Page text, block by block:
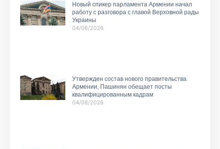
Новый спикер парламента Армении начал
работу с разговора с главой Верховной рады
Украины
04/08/2026
Утвержден состав нового правительства
Армении, Пашинян обещает посты
квалифицированным кадрам
04/08/2026